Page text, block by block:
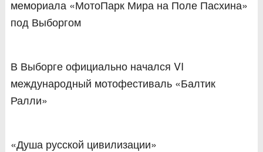
мемориала «МотоПарк Мира на Поле Пасхина»
под Выборгом
В Выборге официально начался VI
международный мотофестиваль «Балтик
Ралли»
«Душа русской цивилизации»